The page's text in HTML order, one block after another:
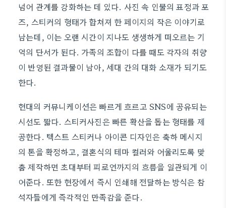
넘어 관계를 강화하는 데 있다. 사진 속 인물의 표정과 포
즈, 스티커의 형태가 합쳐져 한 페이지의 작은 이야기로
남는데, 이는 오랜 시간이 지나도 생생하게 떠오르는 기
억의 단서가 된다. 가족의 조합이 다를 때도 각자의 취향
이 반영된 결과물이 남아, 세대 간의 대화 소재가 되기도
한다.
현대의 커뮤니케이션은 빠르게 흐르고 SNS에 공유되는
시선도 짧다. 스티커사진은 빠른 확산을 돕는 형태를 제
공한다. 텍스트 스티커나 아이콘 디자인은 축하 메시지
의 톤을 확정하고, 결혼식의 테마 컬러와 어울리도록 맞
춤 제작하면 초대부터 피로연까지의 흐름을 일관되게 이
어준다. 또한 현장에서 즉시 인쇄해 전달하는 방식은 참
석자들에게 즉각적인 만족감을 준다.